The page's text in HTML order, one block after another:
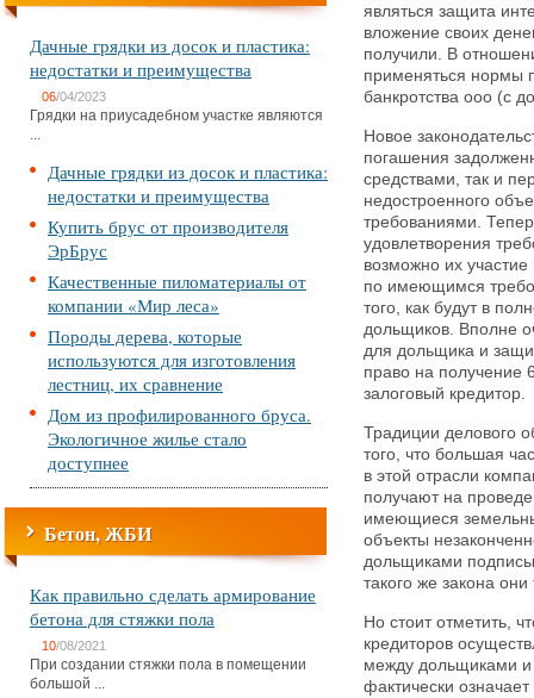
Дачные грядки из досок и пластика:
недостатки и преимущества
06/04/2023
Грядки на приусадебном участке являются
...
Дачные грядки из досок и пластика:
недостатки и преимущества
Купить брус от производителя
ЭрБрус
Качественные пиломатериалы от
компании «Мир леса»
Породы дерева, которые
используются для изготовления
лестниц, их сравнение
Дом из профилированного бруса.
Экологичное жилье стало
доступнее
Бетон, ЖБИ
Как правильно сделать армирование
бетона для стяжки пола
10/08/2021
При создании стяжки пола в помещении
большой ...
являться защита
вложение своих
получили. В
применяться нормы
банкротства ооо (с
Новое
погашения
средствами, так и
недостроенного
требованиями.
удовлетворения
возможно их
по имеющимся
того, как будут в
дольщиков. Вполне
для дольщика и
право на получение
залоговый кредитор.
Традиции делового
того, что большая
в этой отрасли
получают на
имеющиеся
объекты
дольщиками
такого же закона
Но стоит отметить,
кредиторов
между дольщиками и
фактически